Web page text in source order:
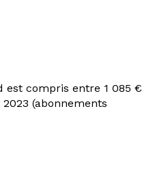
par un coin de
rénovation inclue une
air/eau, des
offre un cadre de vie
est compris entre 1 085 €
(abonnements